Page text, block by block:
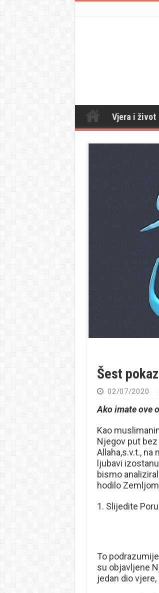
Vjera i život
Šest
02/07/2020
Ako imate ove
Kao
Njegov put
Allaha,s.v.t., na
ljubavi
bismo
hodilo
1. Slijedite
To
su objavljene
jedan dio